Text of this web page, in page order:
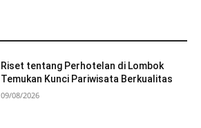
Riset tentang Perhotelan di Lombok
Temukan Kunci Pariwisata Berkualitas
09/08/2026